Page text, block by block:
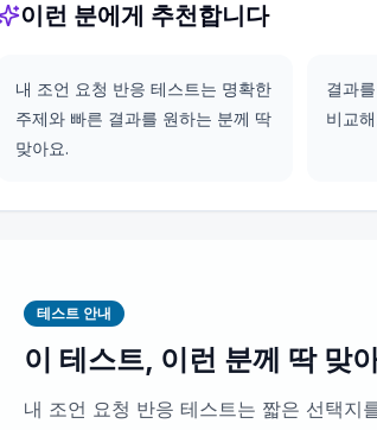
이런 분에게 추천합니다
내 조언 요청 반응 테스트는 명확한
주제와 빠른 결과를 원하는 분께 딱
맞아요.
결과
비교
테스트 안내
이 테스트, 이런 분께 딱 맞
내 조언 요청 반응 테스트는 짧은 선택지